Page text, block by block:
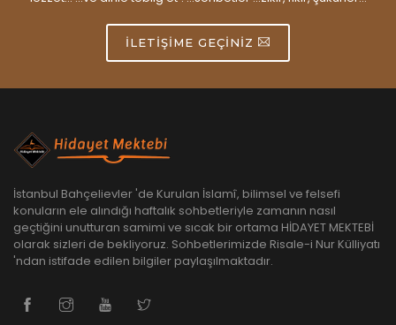
İLETIŞIME GEÇINIZ
İstanbul Bahçelievler 'de Kurulan İslamî, bilimsel ve felsefi
konuların ele alındığı haftalık sohbetleriyle zamanın nasıl
geçtiğini unutturan samimi ve sıcak bir ortama HİDAYET MEKTEBİ
olarak sizleri de bekliyoruz. Sohbetlerimizde Risale-i Nur Külliyatı
'ndan istifade edilen bilgiler paylaşılmaktadır.